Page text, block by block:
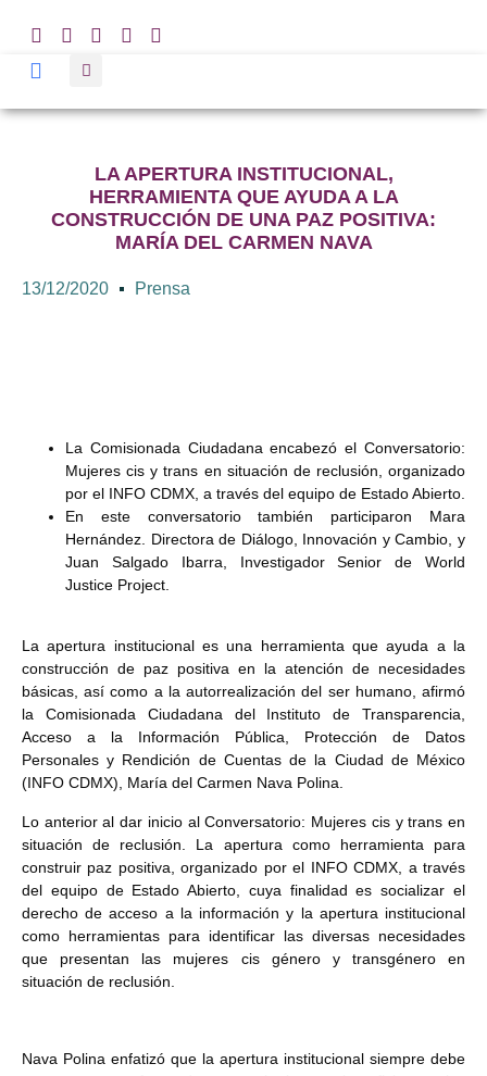
LA APERTURA INSTITUCIONAL,
HERRAMIENTA QUE AYUDA A LA
CONSTRUCCIÓN DE UNA PAZ POSITIVA:
MARÍA DEL CARMEN NAVA
13/12/2020 Prensa
La Comisionada Ciudadana encabezó el Conversatorio:
Mujeres cis y trans en situación de reclusión, organizado
por el INFO CDMX, a través del equipo de Estado Abierto.
En este conversatorio también participaron Mara
Hernández. Directora de Diálogo, Innovación y Cambio, y
Juan Salgado Ibarra, Investigador Senior de World
Justice Project.
La apertura institucional es una herramienta que ayuda a la
construcción de paz positiva en la atención de necesidades
básicas, así como a la autorrealización del ser humano, afirmó
la Comisionada Ciudadana del Instituto de Transparencia,
Acceso a la Información Pública, Protección de Datos
Personales y Rendición de Cuentas de la Ciudad de México
(INFO CDMX), María del Carmen Nava Polina.
Lo anterior al dar inicio al Conversatorio: Mujeres cis y trans en
situación de reclusión. La apertura como herramienta para
construir paz positiva, organizado por el INFO CDMX, a través
del equipo de Estado Abierto, cuya finalidad es socializar el
derecho de acceso a la información y la apertura institucional
como herramientas para identificar las diversas necesidades
que presentan las mujeres cis género y transgénero en
situación de reclusión.
Nava Polina enfatizó que la apertura institucional siempre debe